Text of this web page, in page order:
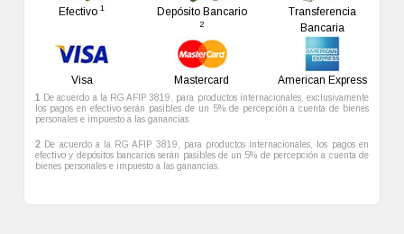
Es interesante visitar el Centro Histórico de Salvador,
llamado Pelourinho. Es el mayor conjunto arquitectónico
de estilo colonial barroco de Latinoamérica de los siglos
XVI y XVII. Se dice que en Salvador hay una iglesia para
cada día del año.
Efectivo1 Depósito Bancario
2
Transferencia
Bancaria
Visa Mastercard American Express
1
De acuerdo a la RG AFIP 3819, para productos internacionales, exclusivamente
los pagos en efectivo serán pasibles de un 5% de percepción a cuenta de bienes
personales e impuesto a las ganancias.
2 De acuerdo a la RG AFIP 3819, para productos internacionales, los pagos en
efectivo y depósitos bancarios serán pasibles de un 5% de percepción a cuenta de
bienes personales e impuesto a las ganancias.